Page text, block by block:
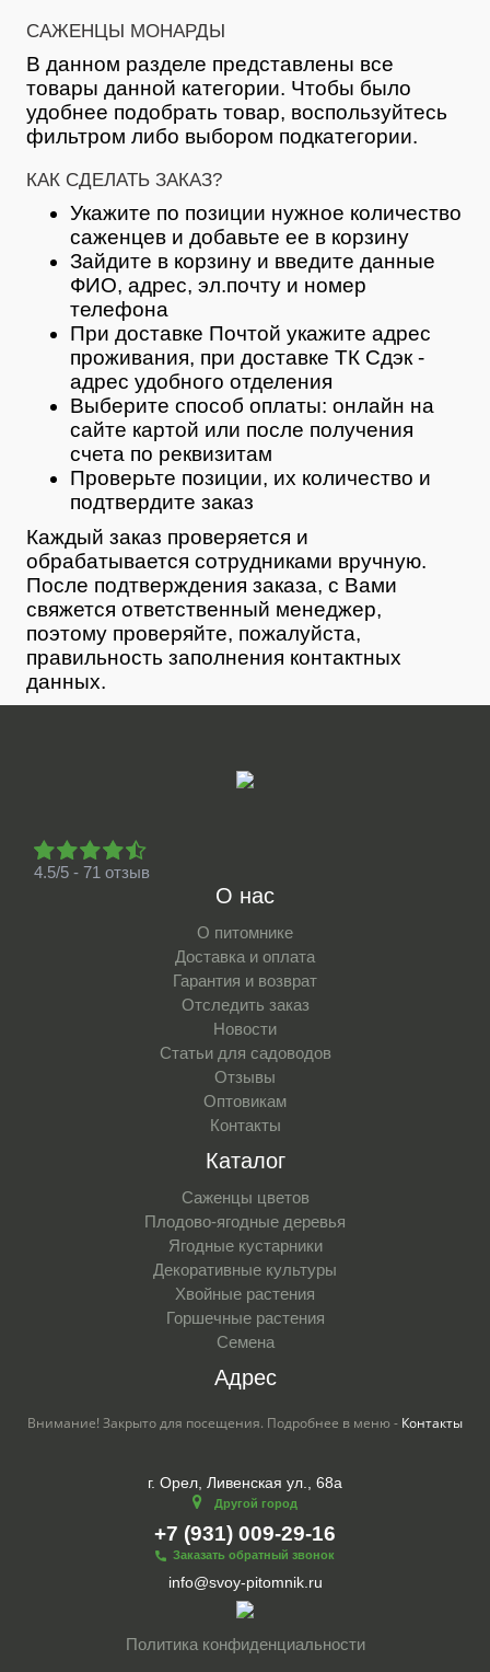
САЖЕНЦЫ МОНАРДЫ
В данном разделе представлены все
товары данной категории. Чтобы было
удобнее подобрать товар, воспользуйтесь
фильтром либо выбором подкатегории.
КАК СДЕЛАТЬ ЗАКАЗ?
Укажите по позиции нужное количество
саженцев и добавьте ее в корзину
Зайдите в корзину и введите данные
ФИО, адрес, эл.почту и номер
телефона
При доставке Почтой укажите адрес
проживания, при доставке ТК Сдэк -
адрес удобного отделения
Выберите способ оплаты: онлайн на
сайте картой или после получения
счета по реквизитам
Проверьте позиции, их количество и
подтвердите заказ
Каждый заказ проверяется и
обрабатывается сотрудниками вручную.
После подтверждения заказа, с Вами
свяжется ответственный менеджер,
поэтому проверяйте, пожалуйста,
правильность заполнения контактных
данных.
4.5/5 - 71 отзыв
О нас
О питомнике
Доставка и оплата
Гарантия и возврат
Отследить заказ
Новости
Статьи для садоводов
Отзывы
Оптовикам
Контакты
Каталог
Саженцы цветов
Плодово-ягодные деревья
Ягодные кустарники
Декоративные культуры
Хвойные растения
Горшечные растения
Семена
Адрес
Внимание! Закрыто для посещения. Подробнее в меню - Контакты
г. Орел, Ливенская ул., 68а
Другой город
+7 (931) 009-29-16
Заказать обратный звонок
info@svoy-pitomnik.ru
Политика конфиденциальности